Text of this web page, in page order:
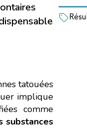
tatouées
implique
comme
substances